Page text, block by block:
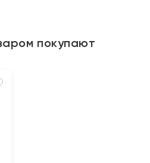
покупают